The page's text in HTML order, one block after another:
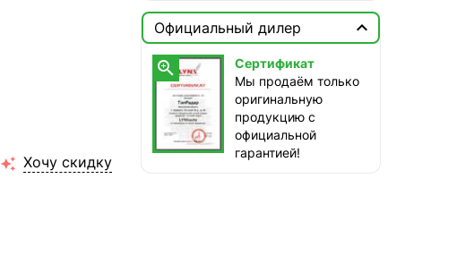
 Хочу скидку
 Москва
ТопРадар — Курьер
сегодня, от 350 ₽
ТопРадар — Самовывоз
сегодня, бесплатно
наб. Бережковская, д. 20, стр. 19
Официальный дилер


Сертификат
Мы продаём только
оригинальную
продукцию с
официальной
гарантией!